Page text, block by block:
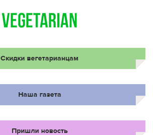
Скидки вегетарианцам
Наша газета
Пришли новость